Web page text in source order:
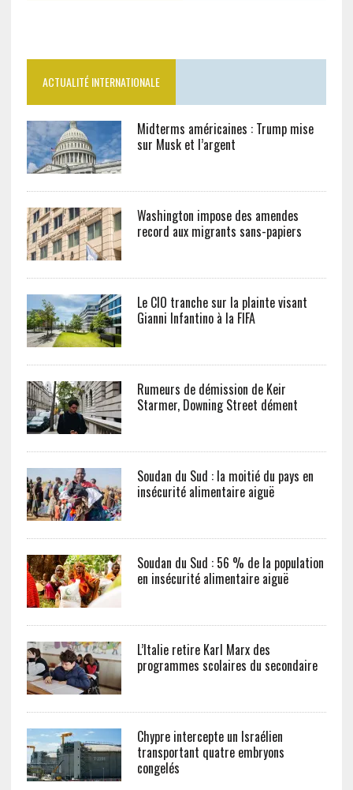
ACTUALITÉ INTERNATIONALE
Midterms américaines : Trump mise
sur Musk et l’argent
Washington impose des amendes
record aux migrants sans-papiers
Le CIO tranche sur la plainte visant
Gianni Infantino à la FIFA
Rumeurs de démission de Keir
Starmer, Downing Street dément
Soudan du Sud : la moitié du pays en
insécurité alimentaire aiguë
Soudan du Sud : 56 % de la population
en insécurité alimentaire aiguë
L’Italie retire Karl Marx des
programmes scolaires du secondaire
Chypre intercepte un Israélien
transportant quatre embryons
congelés